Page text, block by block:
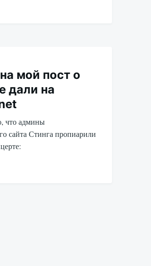
мой пост о
дали на
что админы
сайта Стинга пропиарили